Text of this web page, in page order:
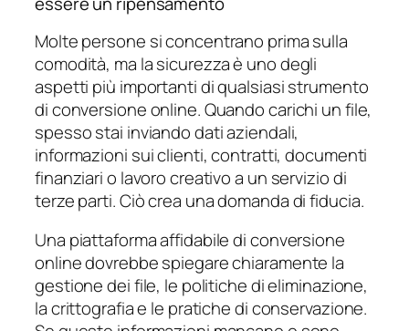
Molte persone si concentrano prima sulla
comodità, ma la sicurezza è uno degli
aspetti più importanti di qualsiasi strumento
di conversione online. Quando carichi un file,
spesso stai inviando dati aziendali,
informazioni sui clienti, contratti, documenti
finanziari o lavoro creativo a un servizio di
terze parti. Ciò crea una domanda di fiducia.
Una piattaforma affidabile di conversione
online dovrebbe spiegare chiaramente la
gestione dei file, le politiche di eliminazione,
la crittografia e le pratiche di conservazione.